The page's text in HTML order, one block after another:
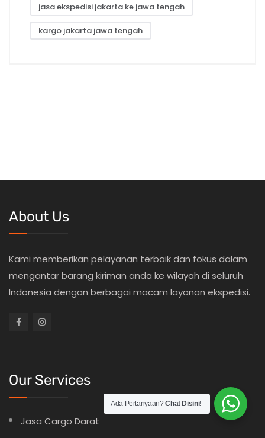
jasa ekspedisi jakarta ke jawa tengah
kargo jakarta jawa tengah
About Us
Kami memberikan pelayanan terbaik dan fokus dalam
mengantar barang kiriman anda ke wilayah di seluruh
Indonesia dengan berbagai macam layanan ekspedisi.
Our Services
Jasa Cargo Darat
Ada Pertanyaan?Chat Disini!